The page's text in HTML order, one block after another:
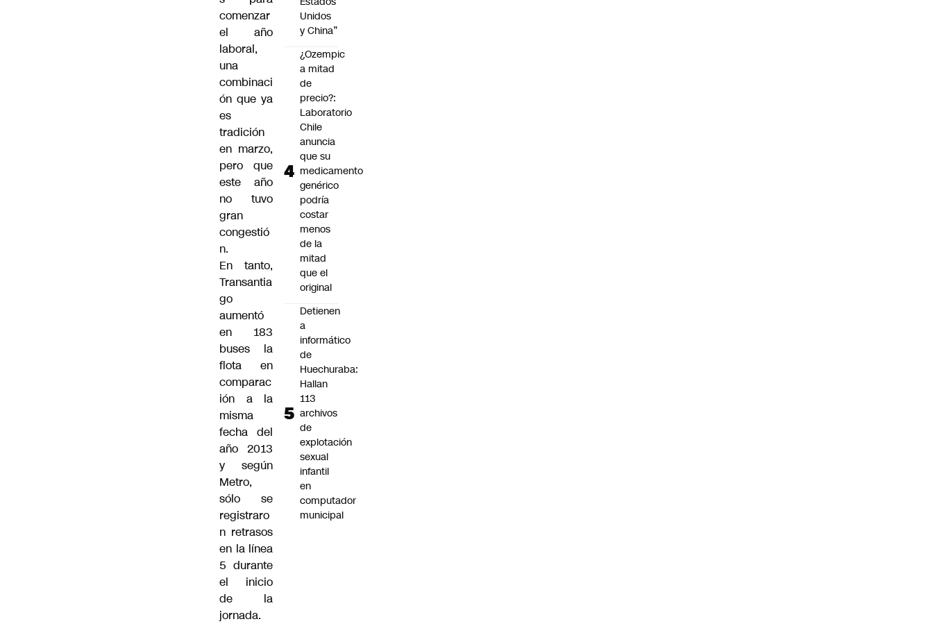
comenzar
el año
laboral,
una
combinaci
ón que ya
es
tradición
en marzo,
pero que
este año
no tuvo
gran
congestió
n.
En tanto,
Transantia
go
aumentó
en 183
buses la
flota en
comparac
ión a la
misma
fecha del
año 2013
y según
Metro,
sólo se
registraro
n retrasos
en la línea
5 durante
el inicio
de la
jornada.
Unidos
y China”
¿Ozempic
a mitad
de
precio?:
Laboratorio
Chile
anuncia
que su
medicamento
genérico
podría
costar
menos
de la
mitad
que el
original
Detienen
a
informático
de
Huechuraba:
Hallan
113
archivos
de
explotación
sexual
infantil
en
computador
municipal